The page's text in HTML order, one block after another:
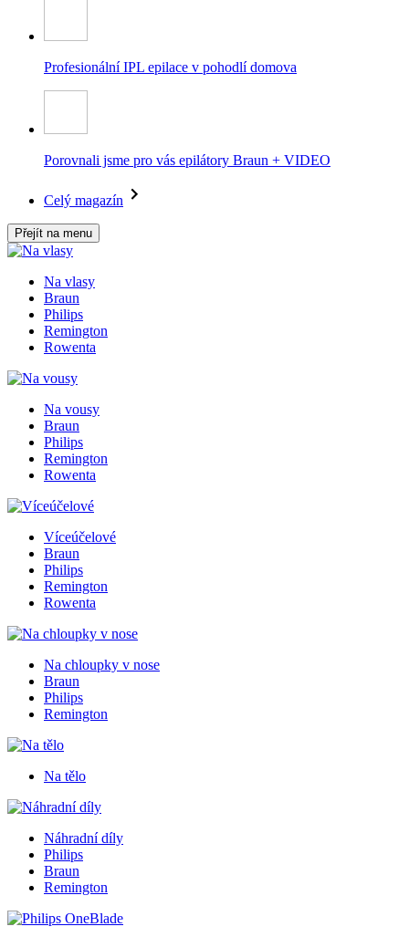
Profesionální IPL epilace v pohodlí domova
Porovnali jsme pro vás epilátory Braun + VIDEO
Celý magazín
Přejít na menu
Na vlasy
Braun
Philips
Remington
Rowenta
Na vousy
Braun
Philips
Remington
Rowenta
Víceúčelové
Braun
Philips
Remington
Rowenta
Na chloupky v nose
Braun
Philips
Remington
Na tělo
Náhradní díly
Philips
Braun
Remington